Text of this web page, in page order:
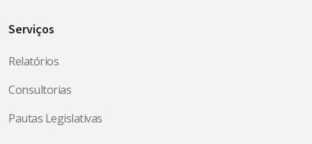
Serviços
Relatórios
Consultorias
Pautas Legislativas